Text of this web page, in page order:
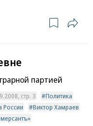
партией
стр. 3
Политика
России
Виктор Хамраев